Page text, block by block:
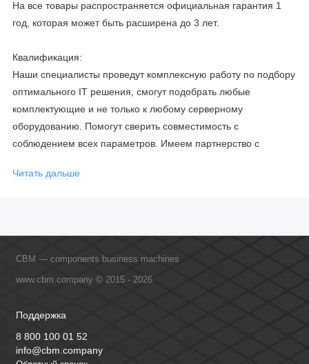
На все товары распространяется официальная гарантия 1
год, которая может быть расширена до 3 лет.
Квалификация:
Наши специалисты проведут комплексную работу по подбору
оптимального IT решения, смогут подобрать любые
комплектующие и не только к любому серверному
оборудованию. Помогут сверить совместимость с
соблюдением всех параметров. Имеем партнерство с
обучение сотрудников, что позволяет исключить ошибки даже
Читать дальше
CBM — components business machines
www.cbm.company © 2015 - 2026
Поддержка
8 800 100 01 52
info@cbm.company